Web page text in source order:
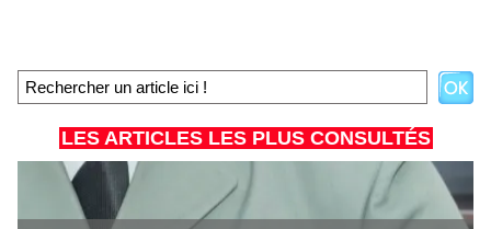
LES ARTICLES LES PLUS CONSULTÉS